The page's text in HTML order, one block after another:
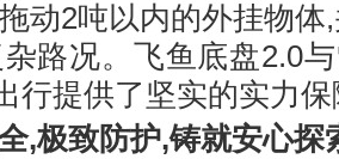
动2吨以内的外挂物体
路况。飞鱼底盘2.0
行提供了坚实的实力
致防护,铸就安心探